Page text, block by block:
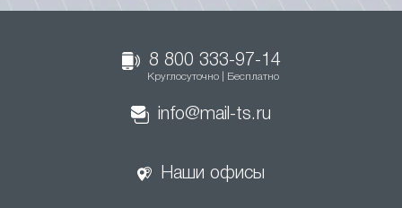
8 800 333-97-14
Круглосуточно | Бесплатно
info@mail-ts.ru
Наши офисы